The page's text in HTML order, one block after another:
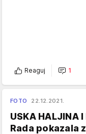
Reaguj 1
FOTO 22.12.2021.
USKA HALJINA I
Rada pokazala